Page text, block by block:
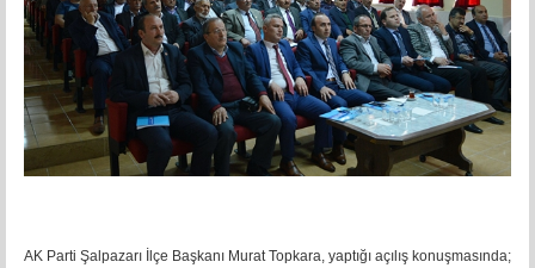
AK Parti Şalpazarı İlçe Başkanı Murat Topkara, yaptığı açılış konuşmasında;